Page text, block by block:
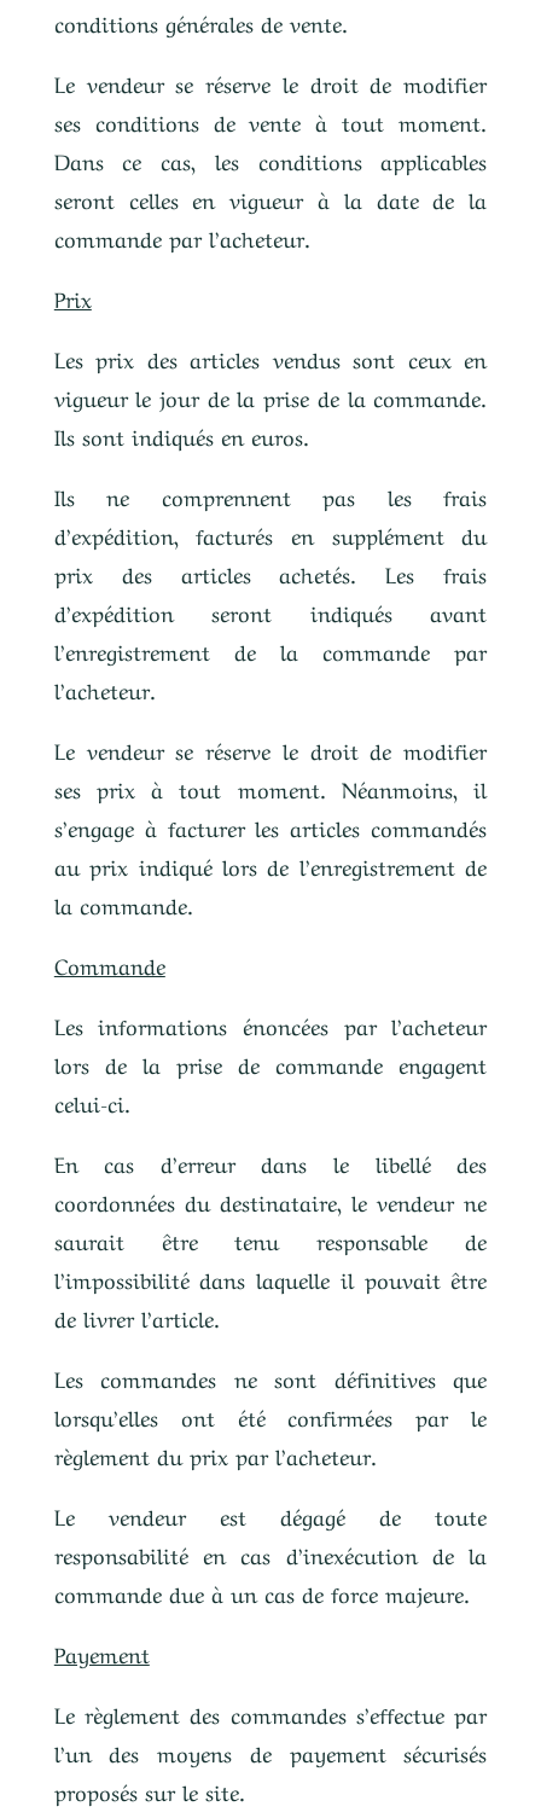
conditions générales de vente.
Le vendeur se réserve le droit de modifier
ses conditions de vente à tout moment.
Dans ce cas, les conditions applicables
seront celles en vigueur à la date de la
commande par l’acheteur.
Prix
Les prix des articles vendus sont ceux en
vigueur le jour de la prise de la commande.
Ils sont indiqués en euros.
Ils ne comprennent pas les frais
d’expédition, facturés en supplément du
prix des articles achetés. Les frais
d’expédition seront indiqués avant
l’enregistrement de la commande par
l’acheteur.
Le vendeur se réserve le droit de modifier
ses prix à tout moment. Néanmoins, il
s’engage à facturer les articles commandés
au prix indiqué lors de l’enregistrement de
la commande.
Commande
Les informations énoncées par l’acheteur
lors de la prise de commande engagent
celui-ci.
En cas d’erreur dans le libellé des
coordonnées du destinataire, le vendeur ne
saurait être tenu responsable de
l’impossibilité dans laquelle il pouvait être
de livrer l’article.
Les commandes ne sont définitives que
lorsqu’elles ont été confirmées par le
règlement du prix par l’acheteur.
Le vendeur est dégagé de toute
responsabilité en cas d’inexécution de la
commande due à un cas de force majeure.
Payement
Le règlement des commandes s’effectue par
l’un des moyens de payement sécurisés
proposés sur le site.